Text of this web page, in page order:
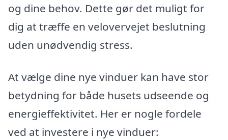
og dine behov. Dette gør det muligt for
dig at træffe en velovervejet beslutning
uden unødvendig stress.
At vælge dine nye vinduer kan have stor
betydning for både husets udseende og
energieffektivitet. Her er nogle fordele
ved at investere i nye vinduer: